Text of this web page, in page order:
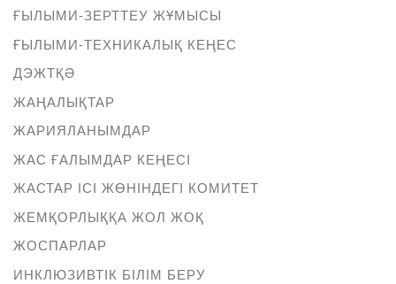
ҒЫЛЫМИ-ЗЕРТТЕУ ЖҰМЫСЫ
ҒЫЛЫМИ-ТЕХНИКАЛЫҚ КЕҢЕС
ДЭЖТҚӘ
ЖАҢАЛЫҚТАР
ЖАРИЯЛАНЫМДАР
ЖАС ҒАЛЫМДАР КЕҢЕСІ
ЖАСТАР ІСІ ЖӨНІНДЕГІ КОМИТЕТ
ЖЕМҚОРЛЫҚҚА ЖОЛ ЖОҚ
ЖОСПАРЛАР
ИНКЛЮЗИВТІК БІЛІМ БЕРУ